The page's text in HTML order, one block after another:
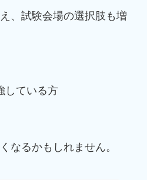
、試験会場の選択肢も増
している方
なるかもしれません。